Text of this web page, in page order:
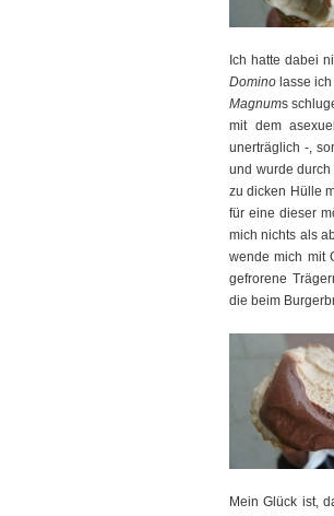
Ich hatte dabei
Domino lasse
Magnums
mit dem
unerträglich -,
und wurde
zu dicken Hülle
für eine dieser
mich nichts als
wende mich mit
gefrorene
die beim
Mein Glück ist,